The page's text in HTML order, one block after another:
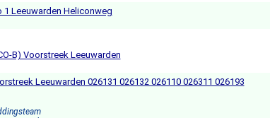
Leeuwarden Heliconweg
B) Voorstreek Leeuwarden
Leeuwarden 026131 026132 026110 026311 026193